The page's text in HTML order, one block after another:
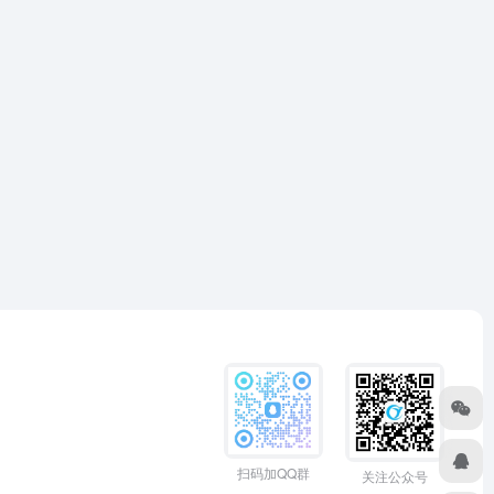
扫码加QQ群 关注公众号